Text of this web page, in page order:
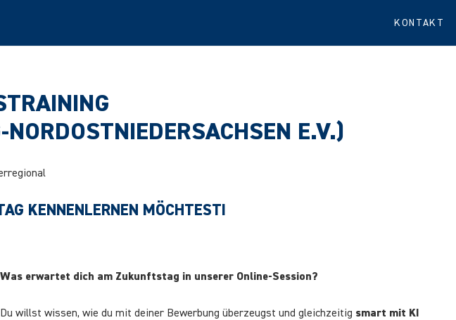
KONTAKT
E.V.)
KENNENLERNEN MÖCHTEST!
Was erwartet dich am Zukunftstag in unserer Online-Session?
Du willst wissen, wie du mit deiner Bewerbung überzeugst und gleichzeitig smart mit KI